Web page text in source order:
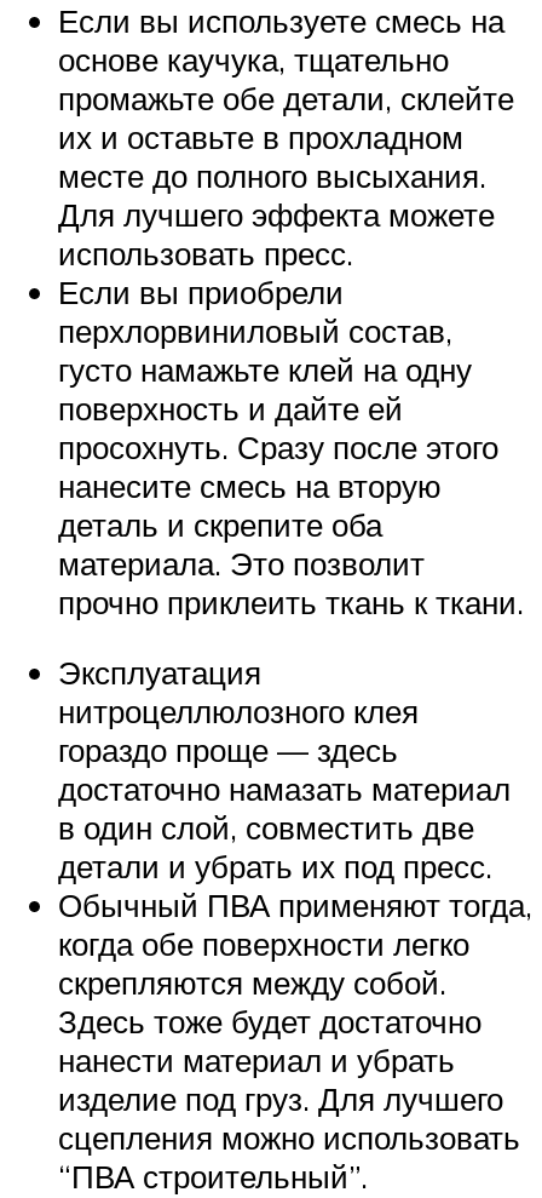
Если вы используете смесь на
основе каучука, тщательно
промажьте обе детали, склейте
их и оставьте в прохладном
месте до полного высыхания.
Для лучшего эффекта можете
использовать пресс.
Если вы приобрели
перхлорвиниловый состав,
густо намажьте клей на одну
поверхность и дайте ей
просохнуть. Сразу после этого
нанесите смесь на вторую
деталь и скрепите оба
материала. Это позволит
прочно приклеить ткань к ткани.
Эксплуатация
нитроцеллюлозного клея
гораздо проще — здесь
достаточно намазать материал
в один слой, совместить две
детали и убрать их под пресс.
Обычный ПВА применяют тогда,
когда обе поверхности легко
скрепляются между собой.
Здесь тоже будет достаточно
нанести материал и убрать
изделие под груз. Для лучшего
сцепления можно использовать
“ПВА строительный”.